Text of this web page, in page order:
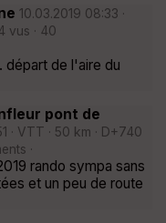
10.03.2019 08:33 ·
vus · 40
départ de l'aire du
pont de
· VTT · 50 km · D+740
·
rando sympa sans
et un peu de route